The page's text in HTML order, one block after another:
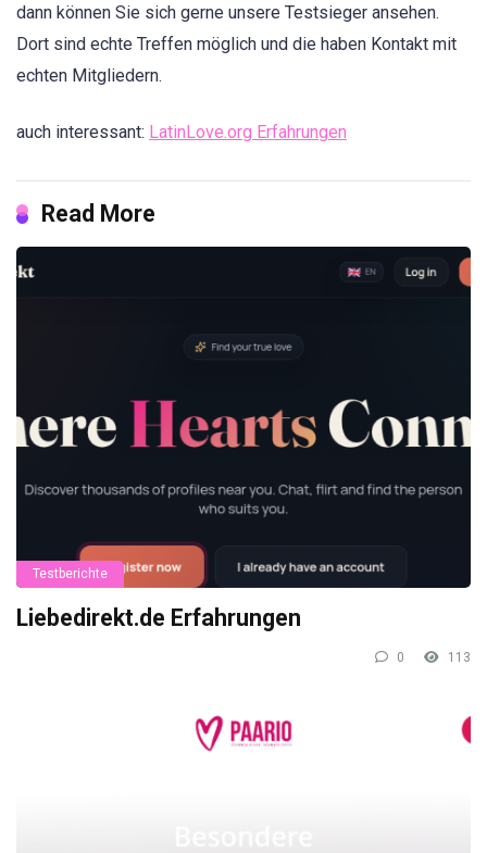
dann können Sie sich gerne unsere Testsieger ansehen.
Dort sind echte Treffen möglich und die haben Kontakt mit
echten Mitgliedern.
auch interessant: LatinLove.org Erfahrungen
Read More
Testberichte
Liebedirekt.de Erfahrungen
0 113